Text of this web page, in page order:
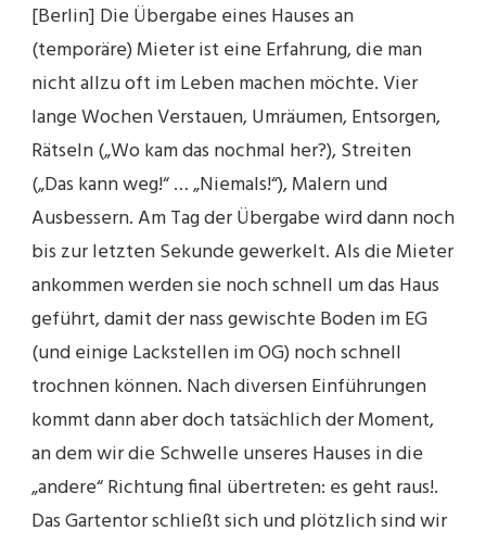
[Berlin] Die Übergabe eines Hauses an
(temporäre) Mieter ist eine Erfahrung, die man
nicht allzu oft im Leben machen möchte. Vier
lange Wochen Verstauen, Umräumen, Entsorgen,
Rätseln („Wo kam das nochmal her?), Streiten
(„Das kann weg!“ … „Niemals!“), Malern und
Ausbessern. Am Tag der Übergabe wird dann noch
bis zur letzten Sekunde gewerkelt. Als die Mieter
ankommen werden sie noch schnell um das Haus
geführt, damit der nass gewischte Boden im EG
(und einige Lackstellen im OG) noch schnell
trochnen können. Nach diversen Einführungen
kommt dann aber doch tatsächlich der Moment,
an dem wir die Schwelle unseres Hauses in die
„andere“ Richtung final übertreten: es geht raus!.
Das Gartentor schließt sich und plötzlich sind wir